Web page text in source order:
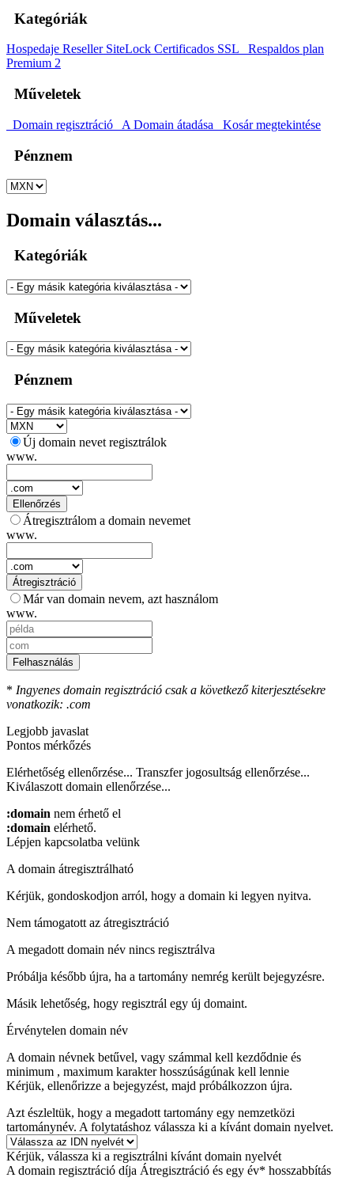
Kategóriák
Hospedaje Reseller SiteLock Certificados SSL
Respaldos plan
Premium 2
Műveletek
Domain regisztráció A Domain átadása Kosár megtekintése
Pénznem
Domain választás...
Kategóriák
Műveletek
Pénznem
Új domain nevet regisztrálok
www.
Ellenőrzés
Átregisztrálom a domain nevemet
www.
Átregisztráció
Már van domain nevem, azt használom
www.
Felhasználás
* Ingyenes domain regisztráció csak a következő kiterjesztésekre
vonatkozik: .com
Legjobb javaslat
Pontos mérkőzés
Elérhetőség ellenőrzése... Transzfer jogosultság ellenőrzése...
Kiválaszott domain ellenőrzése...
:domain nem érhető el
:domain elérhető.
Lépjen kapcsolatba velünk
A domain átregisztrálható
Kérjük, gondoskodjon arról, hogy a domain ki legyen nyitva.
Nem támogatott az átregisztráció
A megadott domain név nincs regisztrálva
Próbálja később újra, ha a tartomány nemrég került bejegyzésre.
Másik lehetőség, hogy regisztrál egy új domaint.
Érvénytelen domain név
A domain névnek betűvel, vagy számmal kell kezdődnie és
minimum , maximum karakter hosszúságúnak kell lennie
Kérjük, ellenőrizze a bejegyzést, majd próbálkozzon újra.
Azt észleltük, hogy a megadott tartomány egy nemzetközi
tartománynév. A folytatáshoz válassza ki a kívánt domain nyelvet.
Kérjük, válassza ki a regisztrálni kívánt domain nyelvét
A domain regisztráció díja Átregisztráció és egy év* hosszabbítás